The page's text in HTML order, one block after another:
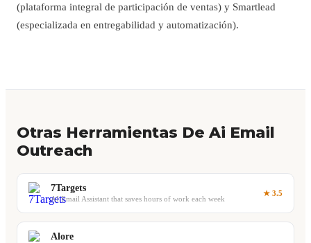
(plataforma integral de participación de ventas) y Smartlead
(especializada en entregabilidad y automatización).
Otras Herramientas De Ai Email
Outreach
7Targets
AI Email Assistant that saves hours of work each week
★ 3.5
Alore